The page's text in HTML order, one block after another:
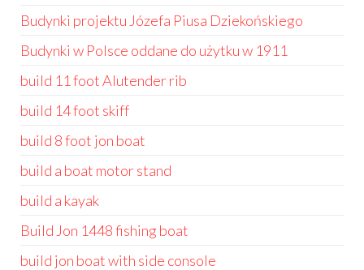
Budynki projektu Józefa Piusa Dziekońskiego
Budynki w Polsce oddane do użytku w 1911
build 11 foot Alutender rib
build 14 foot skiff
build 8 foot jon boat
build a boat motor stand
build a kayak
Build Jon 1448 fishing boat
build jon boat with side console